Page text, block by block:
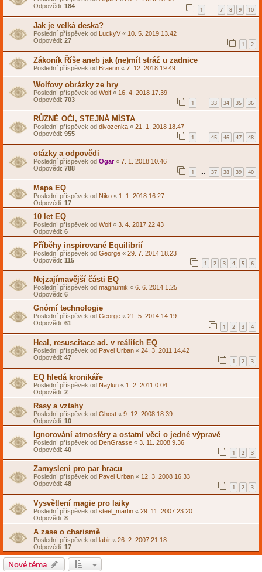
Odpovědi: 184 1 7 8 9 10
Jak je velká deska?
Poslední příspěvek od LuckyV « 10. 5. 2019 13.42
Odpovědi: 27 1 2
Zákoník Říše aneb jak (ne)mít stráž u zadnice
Poslední příspěvek od Braenn « 7. 12. 2018 19.49
Wolfovy obrázky ze hry
Poslední příspěvek od Wolf « 16. 4. 2018 17.39
Odpovědi: 703 1 33 34 35 36
RŮZNÉ OČI, STEJNÁ MÍSTA
Poslední příspěvek od divozenka « 21. 1. 2018 18.47
Odpovědi: 955 1 … 45 46 47 48
otázky a odpovědi
Poslední příspěvek od Ogar« 7. 1. 2018 10.46
Odpovědi: 788 1 … 37 38 39 40
Mapa EQ
Poslední příspěvek od Niko « 1. 1. 2018 16.27
Odpovědi: 17
10 let EQ
Poslední příspěvek od Wolf « 3. 4. 2017 22.43
Odpovědi: 6
Příběhy inspirované Equilibrií
Poslední příspěvek od George « 29. 7. 2014 18.23
Odpovědi: 115 1 2 3 4 5 6
Nejzajímavější části EQ
Poslední příspěvek od magnumik « 6. 6. 2014 1.25
Odpovědi: 6
Gnómí technologie
Poslední příspěvek od George « 21. 5. 2014 14.19
Odpovědi: 61 1 2 3 4
Heal, resuscitace ad. v reáliích EQ
Poslední příspěvek od Pavel Urban « 24. 3. 2011 14.42
Odpovědi: 47 1 2 3
EQ hledá kronikáře
Poslední příspěvek od Naylun « 1. 2. 2011 0.04
Odpovědi: 2
Rasy a vztahy
Poslední příspěvek od Ghost « 9. 12. 2008 18.39
Odpovědi: 10
Ignorování atmosféry a ostatní věci o jedné výpravě
Poslední příspěvek od DenGrasse « 3. 11. 2008 9.36
Odpovědi: 40 1 2 3
Zamysleni pro par hracu
Poslední příspěvek od Pavel Urban « 12. 3. 2008 16.33
Odpovědi: 48 1 2 3
Vysvětlení magie pro laiky
Poslední příspěvek od steel_martin « 29. 11. 2007 23.20
Odpovědi: 8
A zase o charismě
Poslední příspěvek od labir « 26. 2. 2007 21.18
Odpovědi: 17
Nové téma